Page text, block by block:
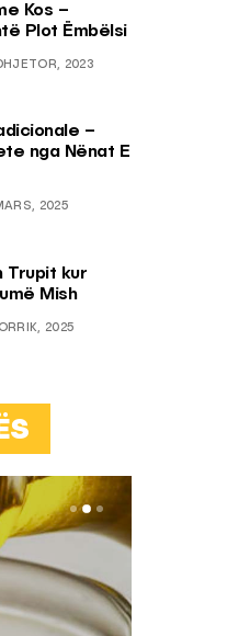
Kos –
Plot Ëmbëlsi
2023
–
nga Nënat E
2025
Trupit kur
Mish
2025